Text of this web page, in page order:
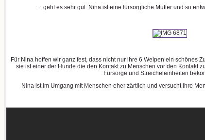
... geht es sehr gut. Nina ist eine fürsorgliche Mutter und so
Für Nina hoffen wir ganz fest, dass nicht nur ihre 6 Welpen ein schönes
sie ist einer der Hunde die den Kontakt zu Menschen vor den Kontakt
Fürsorge und Streicheleinheiten
Nina ist im Umgang mit Menschen eher zärtlich und versucht ihre